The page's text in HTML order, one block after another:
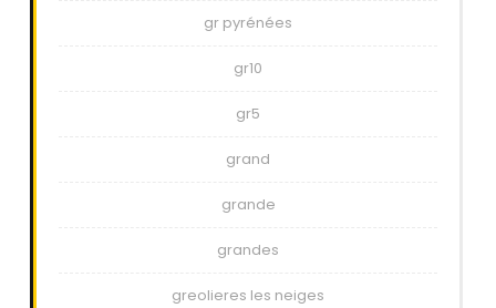
gr pyrénées
gr10
gr5
grand
grande
grandes
greolieres les neiges